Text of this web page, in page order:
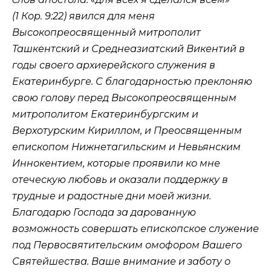
(1 Кор. 9:22) явился для меня
Высокопреосвященный митрополит
Ташкентский и Среднеазиатский Викентий в
годы своего архиерейского служения в
Екатеринбурге. С благодарностью преклоняю
свою голову перед Высокопреосвященным
митрополитом Екатеринбургским и
Верхотурским Кириллом, и Преосвященным
епископом Нижнетагильским и Невьянским
Иннокентием, которые проявили ко мне
отеческую любовь и оказали поддержку в
трудные и радостные дни моей жизни.
Благодарю Господа за дарованную
возможность совершать епископское служение
под Первосвятительским омофором Вашего
Святейшества. Ваше внимание и заботу о